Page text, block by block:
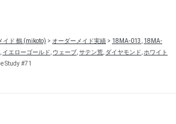
イド 鶴 (mikoto) > オーダーメイド実績> 18MA-013
18MA-
イエローゴールド ウェーブ, サテン荒, ダイヤモンド ホワイト
Study #71